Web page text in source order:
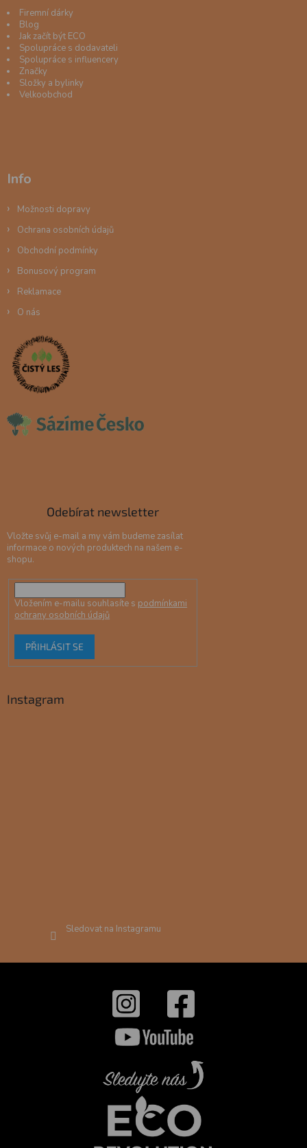
Firemní dárky
Blog
Jak začít být ECO
Spolupráce s dodavateli
Spolupráce s influencery
Značky
Složky a bylinky
Velkoobchod
Info
Možnosti dopravy
Ochrana osobních údajů
Obchodní podmínky
Bonusový program
Reklamace
O nás
Odebírat newsletter
Vložte svůj e-mail a my vám budeme zasílat
informace o nových produktech na našem e-
shopu.
Vložením e-mailu souhlasíte s podmínkami
ochrany osobních údajů
PŘIHLÁSIT SE
Instagram
Sledovat na Instagramu